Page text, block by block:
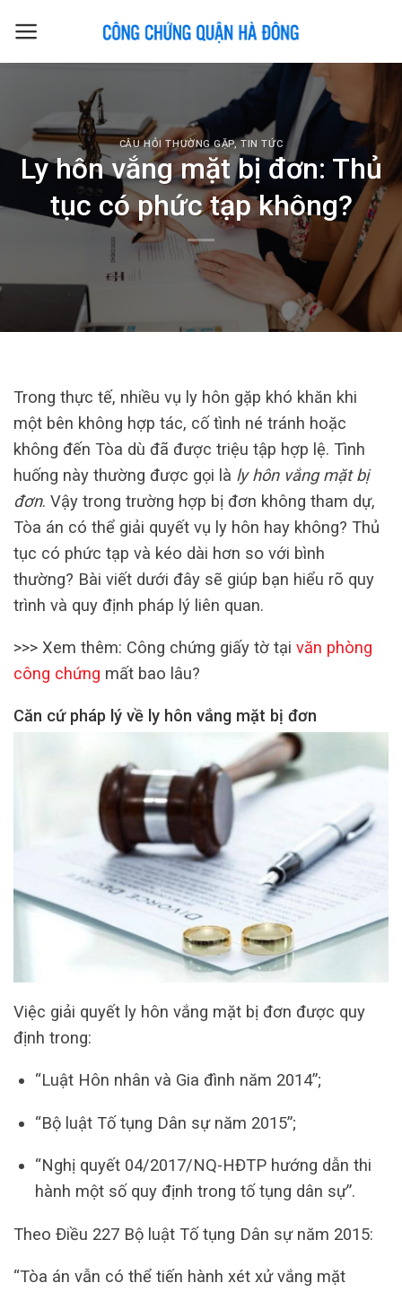
CÂU HỎI THƯỜNG GẶP,TIN TỨC
Ly hôn vắng mặt bị đơn: Thủ
tục có phức tạp không?
Trong thực tế, nhiều vụ ly hôn gặp khó khăn khi
một bên không hợp tác, cố tình né tránh hoặc
không đến Tòa dù đã được triệu tập hợp lệ. Tình
huống này thường được gọi là ly hôn vắng mặt bị
đơn. Vậy trong trường hợp bị đơn không tham dự,
Tòa án có thể giải quyết vụ ly hôn hay không? Thủ
tục có phức tạp và kéo dài hơn so với bình
thường? Bài viết dưới đây sẽ giúp bạn hiểu rõ quy
trình và quy định pháp lý liên quan.
>>> Xem thêm: Công chứng giấy tờ tại văn phòng
công chứng mất bao lâu?
Căn cứ pháp lý về ly hôn vắng mặt bị đơn
Việc giải quyết ly hôn vắng mặt bị đơn được quy
định trong:
“Luật Hôn nhân và Gia đình năm 2014”;
“Bộ luật Tố tụng Dân sự năm 2015”;
“Nghị quyết 04/2017/NQ-HĐTP hướng dẫn thi
hành một số quy định trong tố tụng dân sự”.
Theo Điều 227 Bộ luật Tố tụng Dân sự năm 2015:
“Tòa án vẫn có thể tiến hành xét xử vắng mặt